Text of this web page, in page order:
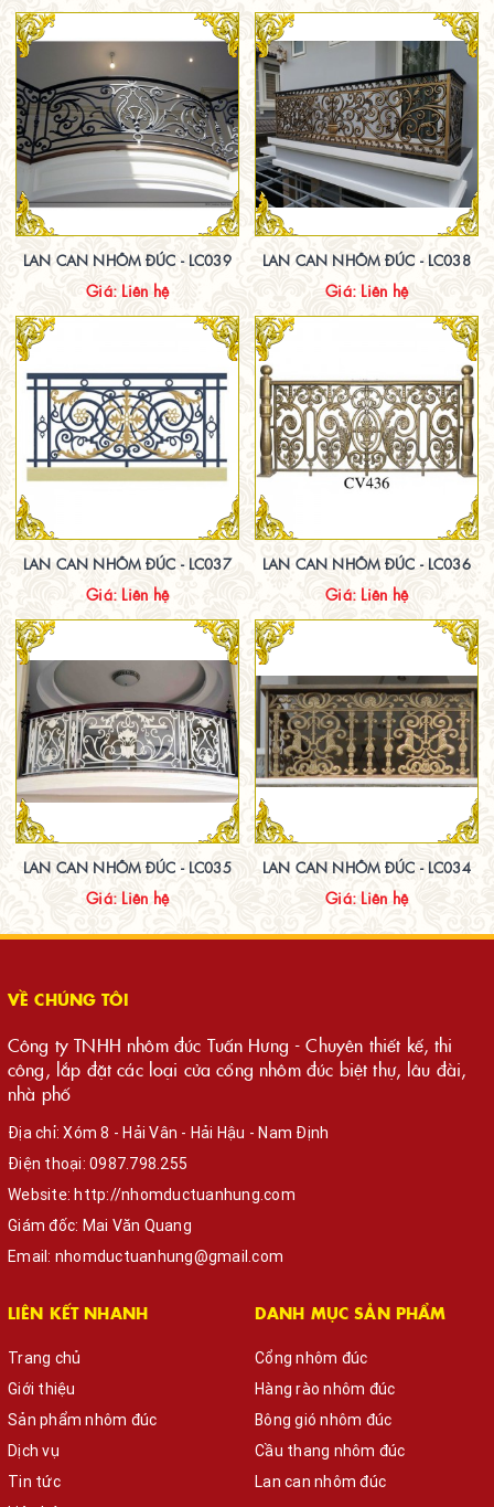
LAN CAN NHÔM ĐÚC - LC039
Giá: Liên hệ
LAN CAN NHÔM ĐÚC - LC038
Giá: Liên hệ
LAN CAN NHÔM ĐÚC - LC037
Giá: Liên hệ
LAN CAN NHÔM ĐÚC - LC036
Giá: Liên hệ
LAN CAN NHÔM ĐÚC - LC035
Giá: Liên hệ
LAN CAN NHÔM ĐÚC - LC034
Giá: Liên hệ
VỀ CHÚNG TÔI
Công ty TNHH nhôm đúc Tuấn Hưng - Chuyên thiết kế, thi
công, lắp đặt các loại cửa cổng nhôm đúc biệt thự, lâu đài,
nhà phố
Địa chỉ: Xóm 8 - Hải Vân - Hải Hậu - Nam Định
Điện thoại: 0987.798.255
Website:http://nhomductuanhung.com
Giám đốc: Mai Văn Quang
Email: nhomductuanhung@gmail.com
LIÊN KẾT NHANH
Trang chủ
Giới thiệu
Sản phẩm nhôm đúc
Dịch vụ
Tin tức
DANH MỤC SẢN PHẨM
Cổng nhôm đúc
Hàng rào nhôm đúc
Bông gió nhôm đúc
Cầu thang nhôm đúc
Lan can nhôm đúc